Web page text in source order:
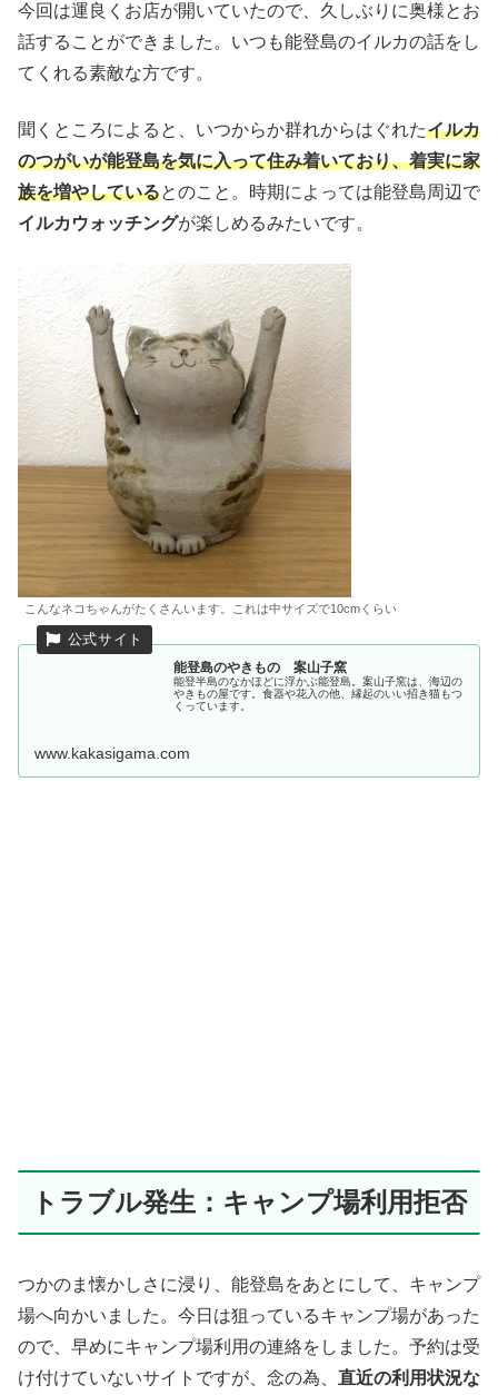
今回は運良くお店が開いていたので、久しぶりに奥様とお
話することができました。いつも能登島のイルカの話をし
てくれる素敵な方です。
聞くところによると、いつからか群れからはぐれたイルカ
のつがいが能登島を気に入って住み着いており、着実に家
族を増やしているとのこと。時期によっては能登島周辺で
イルカウォッチングが楽しめるみたいです。
こんなネコちゃんがたくさんいます。これは中サイズで10cmくらい
能登島のやきもの 案山子窯
能登半島のなかほどに浮かぶ能登島。案山子窯は、海辺の
やきもの屋です。食器や花入の他、縁起のいい招き猫もつ
くっています。
www.kakasigama.com
トラブル発生：キャンプ場利用拒否
つかのま懐かしさに浸り、能登島をあとにして、キャンプ
場へ向かいました。今日は狙っているキャンプ場があった
ので、早めにキャンプ場利用の連絡をしました。予約は受
け付けていないサイトですが、念の為、 直近の利用状況な